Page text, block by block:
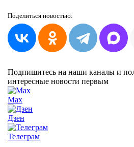
Поделиться новостью:
Подпишитесь на наши каналы и
интересные новости первым
Max
Дзен
Телеграм